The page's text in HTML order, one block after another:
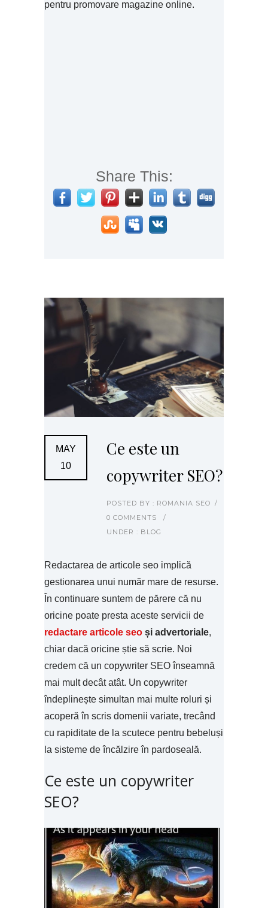
pentru promovare magazine online.
Share This:
MAY
10
Ce este un
copywriter SEO?
POSTED BY : ROMANIA SEO /
0 COMMENTS
/
UNDER : BLOG
Redactarea de articole seo implică
gestionarea unui număr mare de resurse.
În continuare suntem de părere că nu
oricine poate presta aceste servicii de
redactare articole seo și advertoriale,
chiar dacă oricine știe să scrie. Noi
credem că un copywriter SEO înseamnă
mai mult decât atât. Un copywriter
îndeplinește simultan mai multe roluri și
acoperă în scris domenii variate, trecând
cu rapiditate de la scutece pentru bebeluși
la sisteme de încălzire în pardoseală.
Ce este un copywriter
SEO?